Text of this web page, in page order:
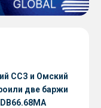
ССЗ и Омский
две баржи